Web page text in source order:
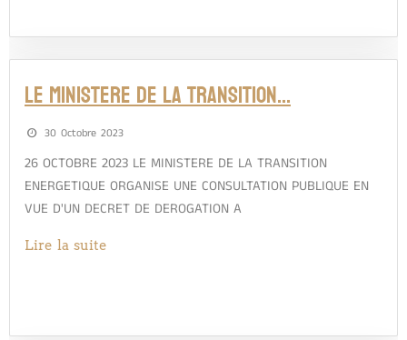
LE MINISTERE DE LA TRANSITION…
30 Octobre 2023
26 OCTOBRE 2023 LE MINISTERE DE LA TRANSITION
ENERGETIQUE ORGANISE UNE CONSULTATION PUBLIQUE EN
VUE D'UN DECRET DE DEROGATION A
Lire la suite